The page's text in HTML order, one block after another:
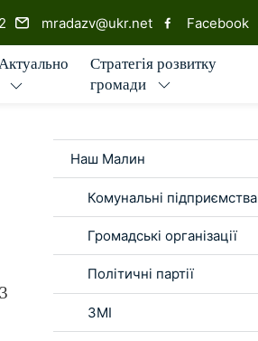
mradazv@ukr.net Facebook
Стратегія розвитку
громади
Наш Малин
Комунальні підприємства
Громадські організації
Політичні партії
ЗМІ